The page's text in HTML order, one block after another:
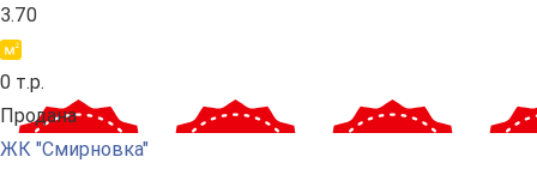
3.70
0 т.р.
Продана
ЖК "Смирновка"